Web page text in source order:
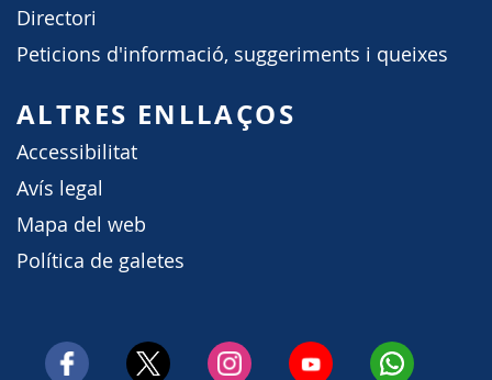
Directori
Peticions d'informació, suggeriments i queixes
ALTRES ENLLAÇOS
Accessibilitat
Avís legal
Mapa del web
Política de galetes